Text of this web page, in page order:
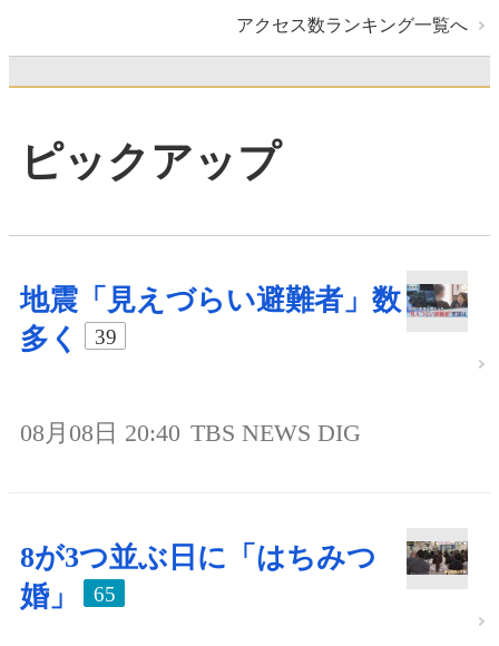
アクセス数ランキング一覧へ
ピックアップ
地震「見えづらい避難者」数
多く
39
08月08日 20:40 TBS NEWS DIG
8が3つ並ぶ日に「はちみつ
婚」
65